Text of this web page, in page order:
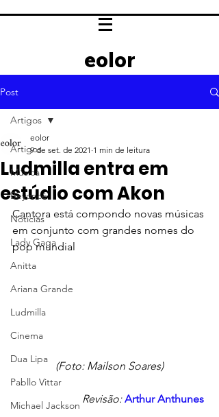
eolor
Post
Artigos
Música
Beyoncé
Notícias
Lady Gaga
Anitta
Ariana Grande
Ludmilla
Cinema
Dua Lipa
Pabllo Vittar
Michael Jackson
Artigos
Ludmilla entra em
estúdio com Akon
eolor
9 de set. de 2021 1 min de leitura
Cantora está compondo novas músicas
em conjunto com grandes nomes do
pop mundial
(Foto: Mailson Soares)
Revisão: Arthur Anthunes